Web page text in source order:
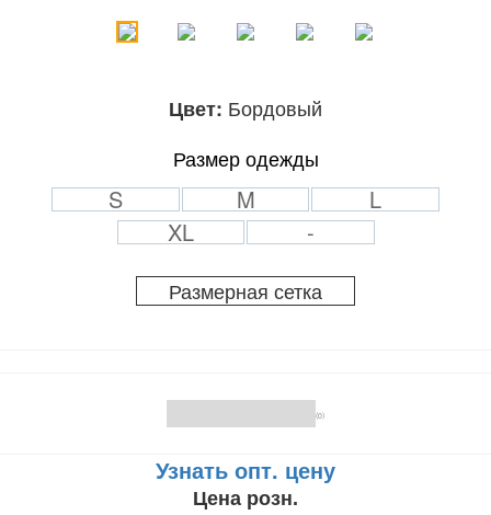
Цвет: Бордовый
Размер одежды
S M
L
XL
-
Размерная сетка
(0)
Узнать опт. цену
Цена розн.